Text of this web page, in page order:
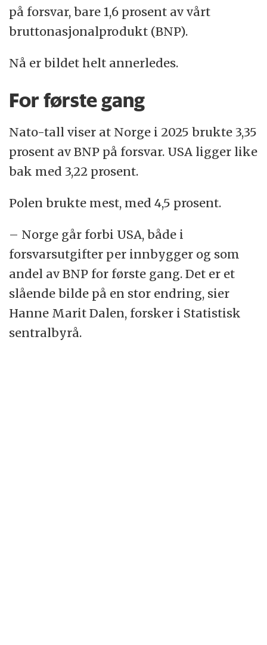
på forsvar, bare 1,6 prosent av vårt
bruttonasjonalprodukt (BNP).
Nå er bildet helt annerledes.
For første gang
Nato-tall viser at Norge i 2025 brukte 3,35
prosent av BNP på forsvar. USA ligger like
bak med 3,22 prosent.
Polen brukte mest, med 4,5 prosent.
– Norge går forbi USA, både i
forsvarsutgifter per innbygger og som
andel av BNP for første gang. Det er et
slående bilde på en stor endring, sier
Hanne Marit Dalen, forsker i Statistisk
sentralbyrå.